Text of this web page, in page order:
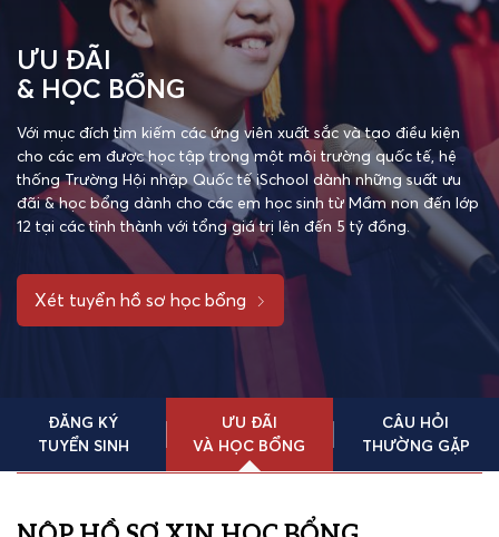
ƯU ĐÃI
& HỌC BỔNG
Với mục đích tìm kiếm các ứng viên xuất sắc và tạo điều kiện
cho các em được học tập trong một môi trường quốc tế, hệ
thống Trường Hội nhập Quốc tế iSchool dành những suất ưu
đãi & học bổng dành cho các em học sinh từ Mầm non đến lớp
12 tại các tỉnh thành với tổng giá trị lên đến 5 tỷ đồng.
Xét tuyển hồ sơ học bổng
ĐĂNG KÝ
TUYỂN SINH
ƯU ĐÃI
VÀ HỌC BỔNG
CÂU HỎI
THƯỜNG GẶP